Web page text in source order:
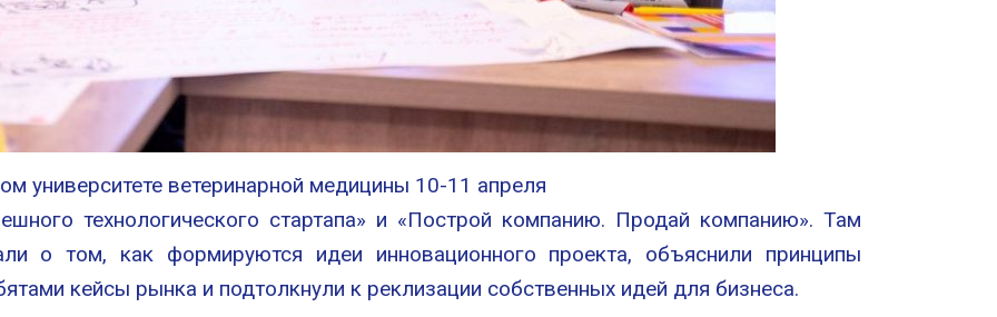
университете ветеринарной медицины 10-11 апреля
технологического стартапа» и «Построй компанию. Продай компанию». Там
о том, как формируются идеи инновационного проекта, объяснили принципы
кейсы рынка и подтолкнули к реклизации собственных идей для бизнеса.